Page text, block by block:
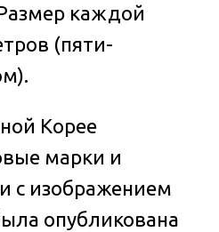
каждой
(пяти-
Корее
марки и
с изображением
опубликована